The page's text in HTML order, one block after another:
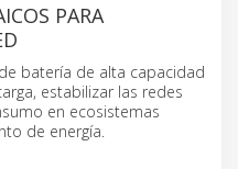
PARA
batería de alta capacidad
estabilizar las redes
en ecosistemas
de energía.